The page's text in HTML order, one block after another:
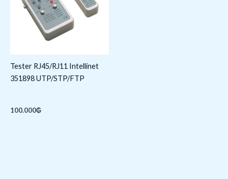
Tester RJ45/RJ11 Intellinet
351898 UTP/STP/FTP
100.000₲